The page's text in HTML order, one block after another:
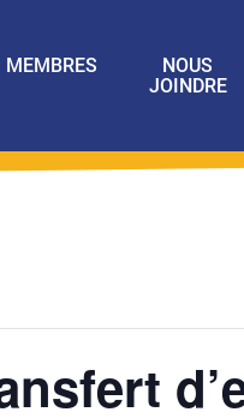
MEMBRES
NOUS
JOINDRE